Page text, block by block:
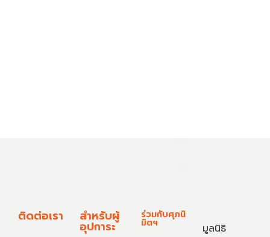
ติดต่อเรา สำหรับผู้
อุปการะ
ร่วมกับศุภนิ
มิตฯ
มูลนิธิ